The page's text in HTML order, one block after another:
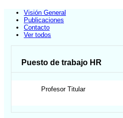
Visión General
Publicaciones
Contacto
Ver todos
Puesto de trabajo HR
Profesor Titular